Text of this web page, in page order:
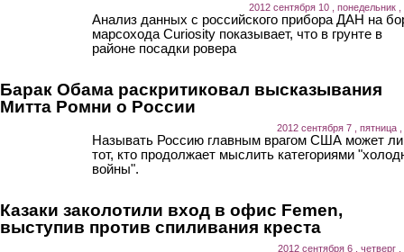
2012 сентября 10 , понедельник ,
Анализ данных с российского прибора ДАН на
марсохода Curiosity показывает, что в грунте в
районе посадки ровера
Барак Обама раскритиковал высказывания
Митта Ромни о России
2012 сентября 7 , пятница ,
Называть Россию главным врагом США может
тот, кто продолжает мыслить категориями
войны".
Казаки заколотили вход в офис Femen,
выступив против спиливания креста
2012 сентября 6 , четверг ,